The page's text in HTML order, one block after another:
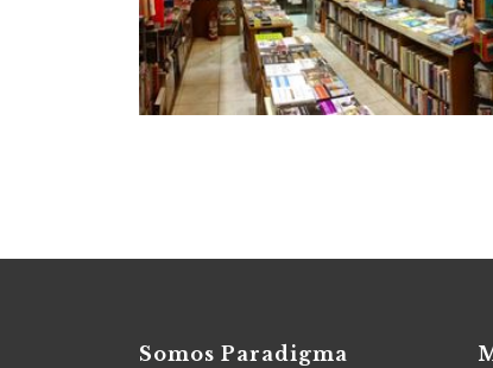
Somos Paradigma